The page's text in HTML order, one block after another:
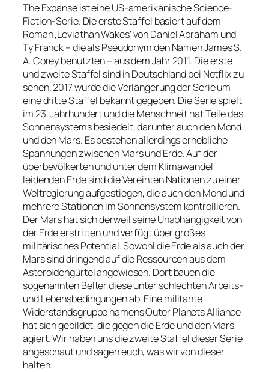
The Expanse ist eine US-amerikanische Science-
Fiction-Serie. Die erste Staffel basiert auf dem
Roman ‚Leviathan Wakes‘ von Daniel Abraham und
Ty Franck – die als Pseudonym den Namen James S.
A. Corey benutzten – aus dem Jahr 2011. Die erste
und zweite Staffel sind in Deutschland bei Netflix zu
sehen. 2017 wurde die Verlängerung der Serie um
eine dritte Staffel bekannt gegeben. Die Serie spielt
im 23. Jahrhundert und die Menschheit hat Teile des
Sonnensystems besiedelt, darunter auch den Mond
und den Mars. Es bestehen allerdings erhebliche
Spannungen zwischen Mars und Erde. Auf der
überbevölkerten und unter dem Klimawandel
leidenden Erde sind die Vereinten Nationen zu einer
Weltregierung aufgestiegen, die auch den Mond und
mehrere Stationen im Sonnensystem kontrollieren.
Der Mars hat sich derweil seine Unabhängigkeit von
der Erde erstritten und verfügt über großes
militärisches Potential. Sowohl die Erde als auch der
Mars sind dringend auf die Ressourcen aus dem
Asteroidengürtel angewiesen. Dort bauen die
sogenannten Belter diese unter schlechten Arbeits-
und Lebensbedingungen ab. Eine militante
Widerstandsgruppe namens Outer Planets Alliance
hat sich gebildet, die gegen die Erde und den Mars
agiert. Wir haben uns die zweite Staffel dieser Serie
angeschaut und sagen euch, was wir von dieser
halten.